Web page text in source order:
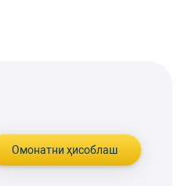
Омонатни ҳисоблаш